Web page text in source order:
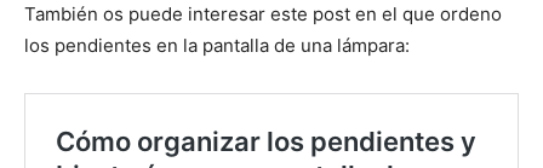
También os puede interesar este post en el que ordeno
los pendientes en la pantalla de una lámpara: